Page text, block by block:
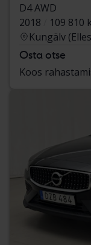
D4 AWD
2018
109 810
Kungälv
Osta otse
Koos